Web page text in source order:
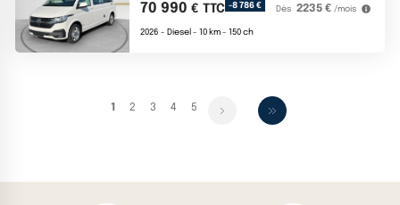
70 990 € TTC -8 786 € Dès 2235 € /mois
2026 - Diesel - 10 km - 150 ch
1 2 3 4 5